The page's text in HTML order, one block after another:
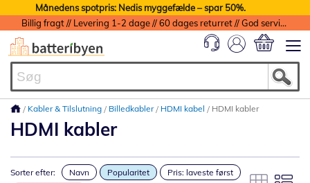
Månedens spotpris: Nedis myggefælde – spar 50%.
Billig fragt // Levering 1-2 dage // 60 dages returret // God service med garanti
Kabler & Tilslutning Billedkabler HDMI kabel HDMI kabler
HDMI kabler
Sorter efter: Navn Popularitet
Pris: laveste først